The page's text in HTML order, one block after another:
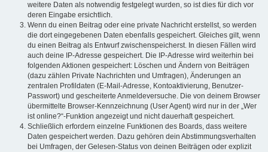
weitere Daten als notwendig festgelegt wurden, so ist dies für dich vor
deren Eingabe ersichtlich.
Wenn du einen Beitrag oder eine private Nachricht erstellst, so werden
die dort eingegebenen Daten ebenfalls gespeichert. Gleiches gilt, wenn
du einen Beitrag als Entwurf zwischenspeicherst. In diesen Fällen wird
auch deine IP-Adresse gespeichert. Die IP-Adresse wird weiterhin bei
folgenden Aktionen gespeichert: Löschen und Ändern von Beiträgen
(dazu zählen Private Nachrichten und Umfragen), Änderungen an
zentralen Profildaten (E-Mail-Adresse, Kontoaktivierung, Benutzer-
Passwort) und gescheiterte Anmeldeversuche. Die von deinem Browser
übermittelte Browser-Kennzeichnung (User Agent) wird nur in der „Wer
ist online?“-Funktion angezeigt und nicht dauerhaft gespeichert.
Schließlich erfordern einzelne Funktionen des Boards, dass weitere
Daten gespeichert werden. Dazu gehören dein Abstimmungsverhalten
bei Umfragen, der Gelesen-Status von deinen Beiträgen oder explizit